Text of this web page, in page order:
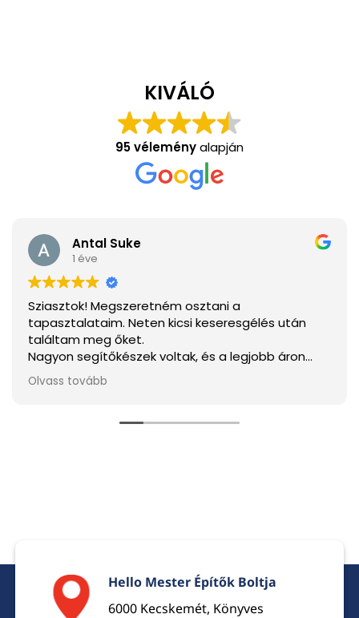
KIVÁLÓ
95 véleményalapján
Antal Suke
1 éve
Sziasztok! Megszeretném osztani a
tapasztalataim. Neten kicsi keseresgélés után
találtam meg őket.
Nagyon segítőkészek voltak, és a legjobb áron
tudtam megvenni mindent.
Ha elakarjátok kerülni a csalódást a legjobb
Olvass tovább
Hello Mester Építők Boltja
6000 Kecskemét, Könyves